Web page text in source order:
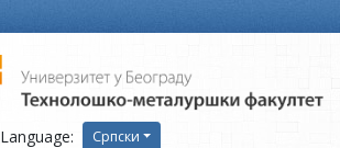
Language: Српски